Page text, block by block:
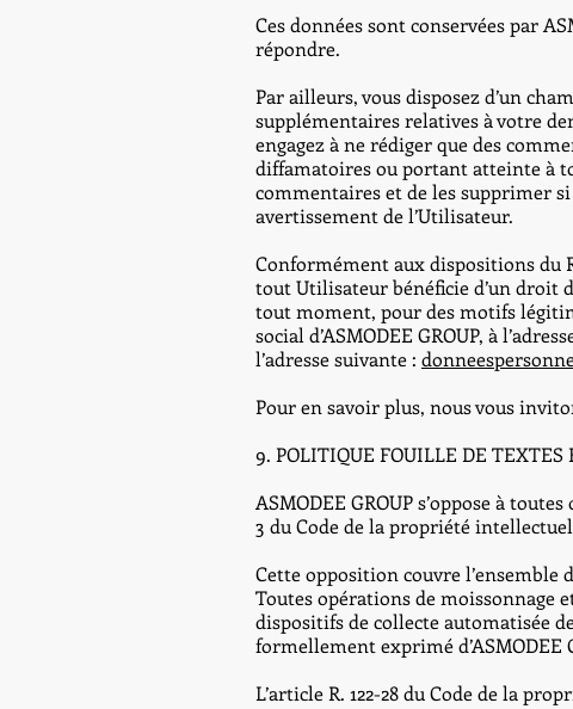
Ces données sont conservées par
répondre.
Par ailleurs, vous disposez d’un
supplémentaires relatives à votre
engagez à ne rédiger que des
diffamatoires ou portant atteinte à
commentaires et de les supprimer si
avertissement de l’Utilisateur.
Conformément aux dispositions du
tout Utilisateur bénéficie d’un droit
tout moment, pour des motifs
social d’ASMODEE GROUP, à
l’adresse suivante :
Pour en savoir plus, nous vous
9. POLITIQUE FOUILLE DE TEXTES
ASMODEE GROUP s’oppose à
3 du Code de la propriété
Cette opposition couvre l’ensemble
Toutes opérations de moissonnage
dispositifs de collecte automatisée
formellement exprimé d’ASMODEE
L’article R. 122-28 du Code de la